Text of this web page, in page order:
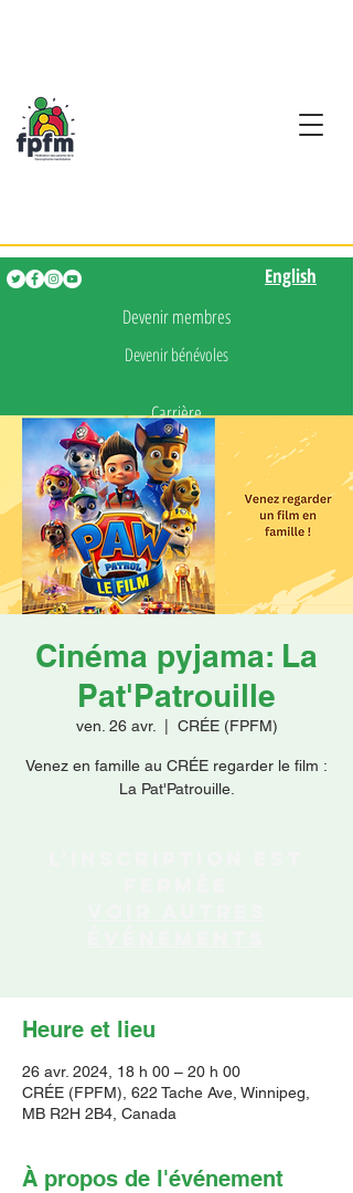
Devenir membres
Devenir bénévoles
Carrière
Presse
Faire un don
English
Cinéma pyjama: La
Pat'Patrouille
ven. 26 avr. CRÉE (FPFM)
Venez en famille au CRÉE regarder le film :
La Pat'Patrouille.
Heure et lieu
26 avr. 2024, 18 h 00 – 20 h 00
CRÉE (FPFM), 622 Tache Ave, Winnipeg,
MB R2H 2B4, Canada
À propos de l'événement